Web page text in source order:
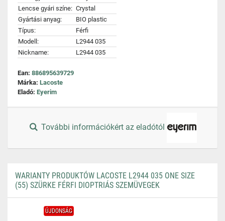
Lencse gyári színe: Crystal
Gyártási anyag:
BIO plastic
Típus:
Férfi
Modell:
L2944 035
Nickname:
L2944 035
Ean: 886895639729
Márka: Lacoste
Eladó: Eyerim
További információkért az eladótól
WARIANTY PRODUKTÓW LACOSTE L2944 035 ONE SIZE
(55) SZÜRKE FÉRFI DIOPTRIÁS SZEMÜVEGEK
ÚJDONSÁG